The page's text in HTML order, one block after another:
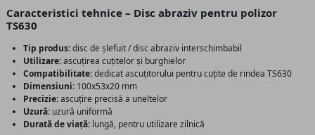
Caracteristici tehnice – Disc abraziv pentru polizor
TS630
Tip produs:disc de șlefuit / disc abraziv interschimbabil
Utilizare:ascuțirea cuțitelor și burghielor
Compatibilitate:dedicat ascuțitorului pentru cuțite de rindea TS630
Dimensiuni: 100x53x20 mm
Precizie:ascuțire precisă a uneltelor
Uzură: uzură uniformă
Durată de viață: lungă, pentru utilizare zilnică